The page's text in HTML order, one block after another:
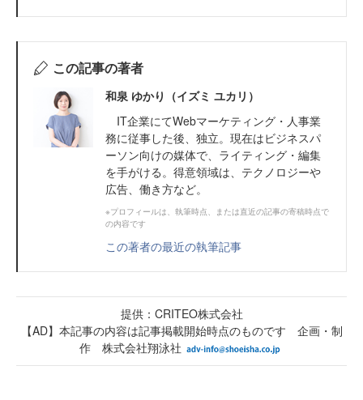
この記事の著者
和泉 ゆかり（イズミ ユカリ）
IT企業にてWebマーケティング・人事業
務に従事した後、独立。現在はビジネスパ
ーソン向けの媒体で、ライティング・編集
を手がける。得意領域は、テクノロジーや
広告、働き方など。
※プロフィールは、執筆時点、または直近の記事の寄稿時点で
の内容です
この著者の最近の執筆記事
提供：CRITEO株式会社
【AD】本記事の内容は記事掲載開始時点のものです 企画・制
作 株式会社翔泳社